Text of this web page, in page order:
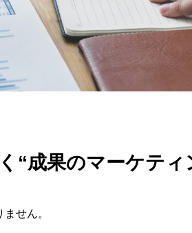
“成果のマーケティ
せん。